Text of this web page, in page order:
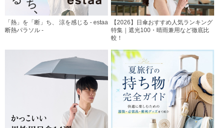
「熱」を「断」ち、 涼を感じる - estaa
断熱パラソル -
【2026】日傘おすすめ人気ランキング
特集｜遮光100・晴雨兼用など徹底比
較！